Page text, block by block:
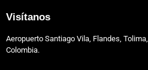
Visítanos
Aeropuerto Santiago Vila, Flandes, Tolima,
Colombia.